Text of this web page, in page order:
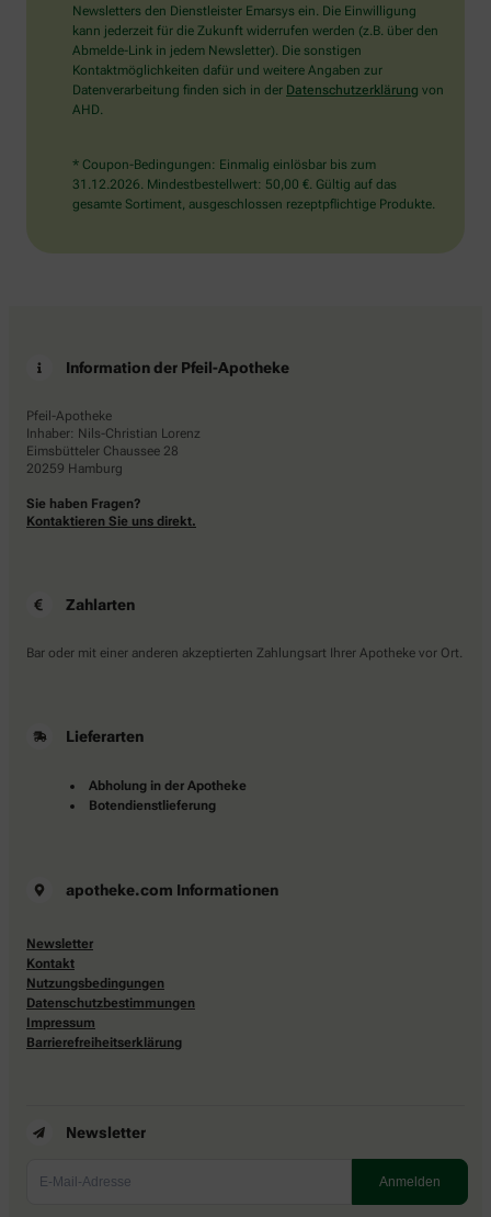
den
Baum.
Newsletters den Dienstleister Emarsys ein. Die Einwilligung
kann jederzeit für die Zukunft widerrufen werden (z.B. über den
Abmelde-Link in jedem Newsletter). Die sonstigen
Kontaktmöglichkeiten dafür und weitere Angaben zur
Datenverarbeitung finden sich in der Datenschutzerklärung von
AHD.
* Coupon-Bedingungen: Einmalig einlösbar bis zum
31.12.2026. Mindestbestellwert: 50,00 €. Gültig auf das
gesamte Sortiment, ausgeschlossen rezeptpflichtige Produkte.
Information der Pfeil-Apotheke
Pfeil-Apotheke
Inhaber: Nils-Christian Lorenz
Eimsbütteler Chaussee 28
20259 Hamburg
Sie haben Fragen?
Kontaktieren Sie uns direkt.
Zahlarten
Bar oder mit einer anderen akzeptierten Zahlungsart Ihrer Apotheke vor Ort.
Lieferarten
Abholung in der Apotheke
Botendienstlieferung
apotheke.com Informationen
Newsletter
Kontakt
Nutzungsbedingungen
Datenschutzbestimmungen
Impressum
Barrierefreiheitserklärung
Newsletter